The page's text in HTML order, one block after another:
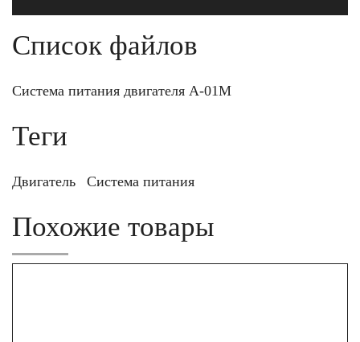
Список файлов
Система питания двигателя А-01М
Теги
Двигатель Система питания
Похожие товары